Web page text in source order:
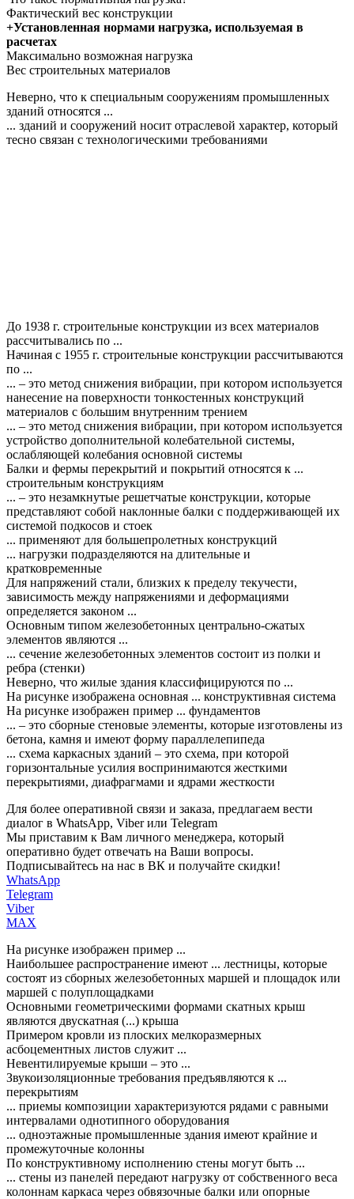
Фактический вес конструкции
+Установленная нормами нагрузка, используемая в
расчетах
Максимально возможная нагрузка
Вес строительных материалов
Неверно, что к специальным сооружениям промышленных
зданий относятся ...
... зданий и сооружений носит отраслевой характер, который
тесно связан с технологическими требованиями
До 1938 г. строительные конструкции из всех материалов
рассчитывались по ...
Начиная с 1955 г. строительные конструкции рассчитываются
по ...
... – это метод снижения вибрации, при котором используется
нанесение на поверхности тонкостенных конструкций
материалов с большим внутренним трением
... – это метод снижения вибрации, при котором используется
устройство дополнительной колебательной системы,
ослабляющей колебания основной системы
Балки и фермы перекрытий и покрытий относятся к ...
строительным конструкциям
... – это незамкнутые решетчатые конструкции, которые
представляют собой наклонные балки с поддерживающей их
системой подкосов и стоек
... применяют для большепролетных конструкций
... нагрузки подразделяются на длительные и
кратковременные
Для напряжений стали, близких к пределу текучести,
зависимость между напряжениями и деформациями
определяется законом ...
Основным типом железобетонных центрально-сжатых
элементов являются ...
... сечение железобетонных элементов состоит из полки и
ребра (стенки)
Неверно, что жилые здания классифицируются по ...
На рисунке изображена основная ... конструктивная система
На рисунке изображен пример ... фундаментов
... – это сборные стеновые элементы, которые изготовлены из
бетона, камня и имеют форму параллелепипеда
... схема каркасных зданий – это схема, при которой
горизонтальные усилия воспринимаются жесткими
перекрытиями, диафрагмами и ядрами жесткости
Для более оперативной связи и заказа, предлагаем вести
диалог в WhatsApp, Viber или Telegram
Мы приставим к Вам личного менеджера, который
оперативно будет отвечать на Ваши вопросы.
Подписывайтесь на нас в ВК и получайте скидки!
WhatsApp
Telegram
Viber
MAX
На рисунке изображен пример ...
Наибольшее распространение имеют ... лестницы, которые
состоят из сборных железобетонных маршей и площадок или
маршей с полуплощадками
Основными геометрическими формами скатных крыш
являются двускатная (...) крыша
Примером кровли из плоских мелкоразмерных
асбоцементных листов служит ...
Невентилируемые крыши – это ...
Звукоизоляционные требования предъявляются к ...
перекрытиям
... приемы композиции характеризуются рядами с равными
интервалами однотипного оборудования
... одноэтажные промышленные здания имеют крайние и
промежуточные колонны
По конструктивному исполнению стены могут быть ...
... стены из панелей передают нагрузку от собственного веса
колоннам каркаса через обвязочные балки или опорные